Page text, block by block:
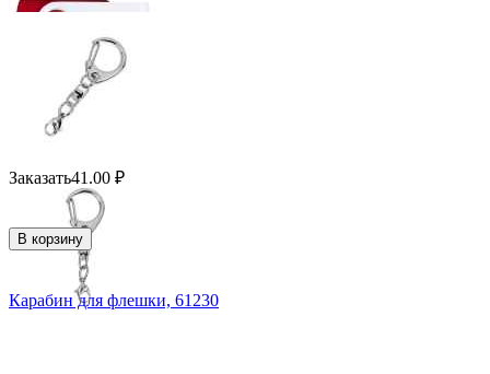
Заказать41.00 ₽
В корзину
Карабин для флешки, 61230